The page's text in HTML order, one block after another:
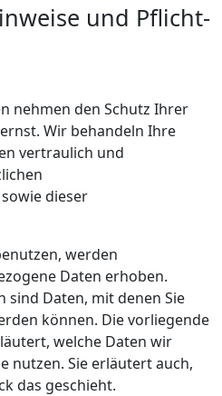
und Pflicht­
nehmen den Schutz Ihrer
Wir behandeln Ihre
vertraulich und
dieser
werden
Daten erhoben.
sind Daten, mit denen Sie
können. Die vorliegende
welche Daten wir
nutzen. Sie erläutert auch,
das geschieht.